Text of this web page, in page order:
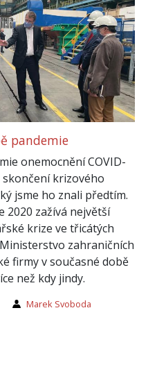
pandemie
onemocnění COVID-
skončení krizového
jsme ho znali předtím.
2020 zažívá největší
krize ve třicátých
zahraničních
firmy v současné době
než kdy jindy.
Marek Svoboda